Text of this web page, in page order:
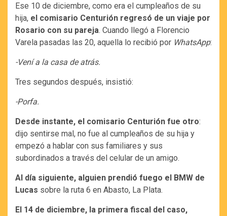
Ese 10 de diciembre, como era el cumpleaños de su
hija, el comisario Centurión regresó de un viaje por
Rosario con su pareja. Cuando llegó a Florencio
Varela pasadas las 20, aquella lo recibió por WhatsApp:
-Vení a la casa de atrás.
Tres segundos después, insistió:
-Porfa.
Desde instante, el comisario Centurión fue otro:
dijo sentirse mal, no fue al cumpleaños de su hija y
empezó a hablar con sus familiares y sus
subordinados a través del celular de un amigo.
Al día siguiente, alguien prendió fuego el BMW de
Lucas sobre la ruta 6 en Abasto, La Plata.
El 14 de diciembre, la primera fiscal del caso,